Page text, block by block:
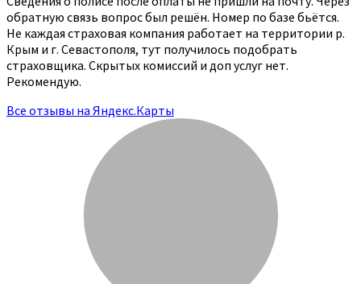
обратную связь вопрос был решён. Номер по базе бьётся.
Не каждая страховая компания работает на территории р.
Крым и г. Севастополя, тут получилось подобрать
страховщика. Скрытых комиссий и доп услуг нет.
Рекомендую.
Все отзывы на Яндекс.Карты